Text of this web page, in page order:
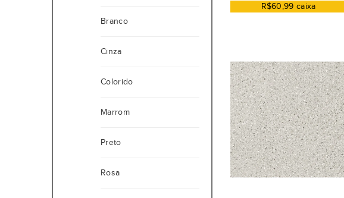
Branco
Cinza
Colorido
Marrom
Preto
Rosa
R$60,99 caixa